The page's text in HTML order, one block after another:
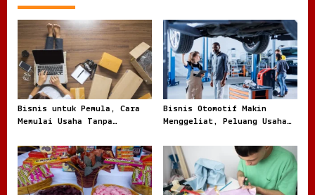
Bisnis untuk Pemula, Cara
Memulai Usaha Tanpa
Bisnis Otomotif Makin
Menggeliat, Peluang Usaha
Beli Kendaraan